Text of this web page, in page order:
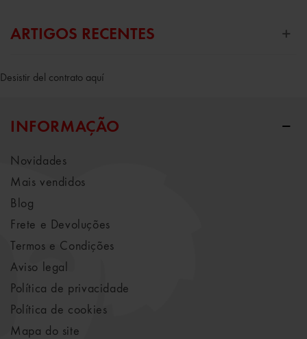
ARTIGOS RECENTES
Desistir del contrato aquí
INFORMAÇÃO
Novidades
Mais vendidos
Blog
Frete e Devoluções
Termos e Condições
Aviso legal
Política de privacidade
Política de cookies
Mapa do site